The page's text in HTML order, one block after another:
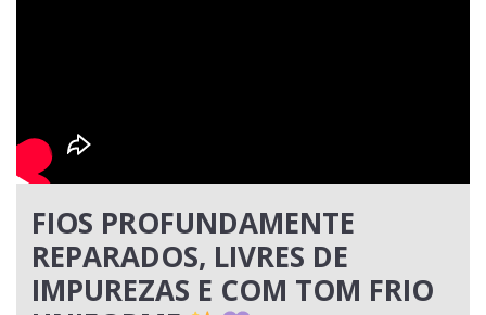
FIOS PROFUNDAMENTE
REPARADOS, LIVRES DE
IMPUREZAS E COM TOM FRIO